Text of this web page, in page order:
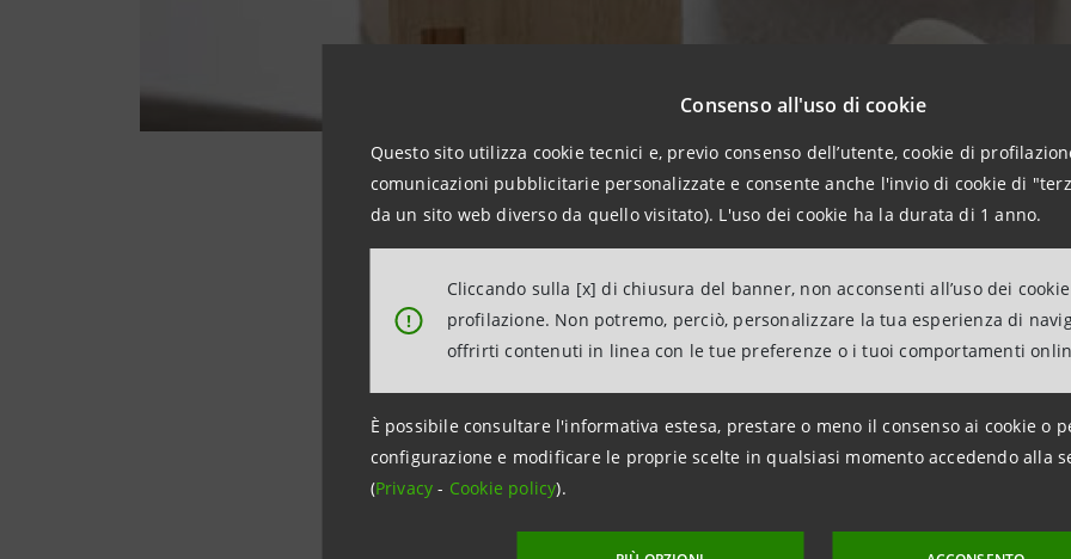
Consenso all'uso di cookie
Questo sito utilizza cookie tecnici e, previo consenso dell’utente, cookie di
comunicazioni pubblicitarie personalizzate e consente anche l'invio di cookie di
da un sito web diverso da quello visitato). L'uso dei cookie ha la durata di 1 anno.
!
Cliccando sulla [x] di chiusura del banner, non acconsenti all’uso dei
profilazione. Non potremo, perciò, personalizzare la tua esperienza di
offrirti contenuti in linea con le tue preferenze o i tuoi comportamenti
È possibile consultare l'informativa estesa, prestare o meno il consenso ai cookie o
configurazione e modificare le proprie scelte in qualsiasi momento accedendo alla
(Privacy- Cookie policy).
La malattia e la cura lontano da casa nei Centri di Ematologia milanesi. Un
circa 9 mesi. E allora come fare? È una domanda che ogni anno riguarda più
persone in Italia. La risposta è offrire un luogo accogliente dove poter stare
per affrontare la malattia senza ulteriori preoccupazioni. Da qui è nata la
collaborazione conAIL Associazione Italiana Contro le Leucemie-Linfomi e
mettendo in campo un progetto per migliorare ancora di più la capacità di
richiesta di normalità durante il percorso di cura.